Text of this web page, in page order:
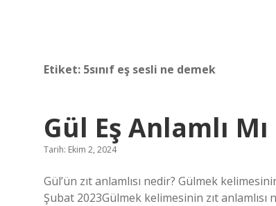
Etiket: 5sınıf eş sesli ne demek
Gül Eş Anlamlı
Tarih: Ekim 2, 2024
Gül’ün zıt anlamlısı nedir? Gülmek
Şubat 2023Gülmek kelimesinin zıt